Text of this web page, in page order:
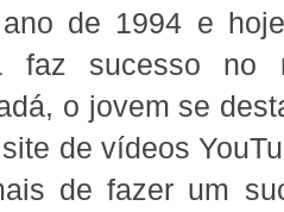
de 1994 e
faz sucesso no
o jovem se
de vídeos
de fazer um